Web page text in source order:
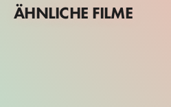
ÄHNLICHE FILME